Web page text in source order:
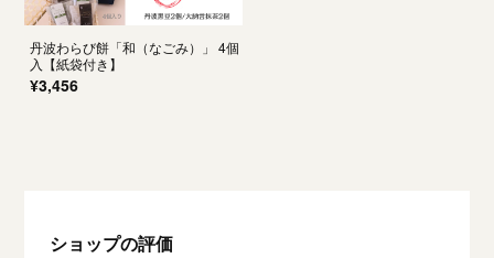
丹波わらび餅「和（なごみ）」 4個
入【紙袋付き】
¥3,456
ショップの評価